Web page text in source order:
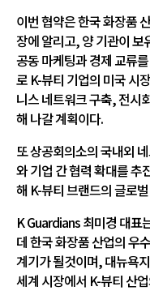
이번 협약은 한국 화장품
장에 알리고, 양 기관이 보
공동 마케팅과 경제 교류
로 K-뷰티 기업의 미국 시
니스 네트워크 구축, 전시
해 나갈 계획이다.
또 상공회의소의 국내외
와 기업 간 협력 확대를 추
해 K-뷰티 브랜드의 글로
K Guardians 최미경 대표
데 한국 화장품 산업의 우
계기가 될것이며, 대뉴욕
세계 시장에서 K-뷰티 산